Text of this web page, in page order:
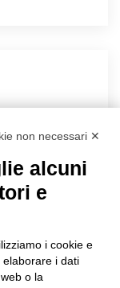
di credito.
non necessari ✕
alcuni
e
i cookie e
i dati
o la